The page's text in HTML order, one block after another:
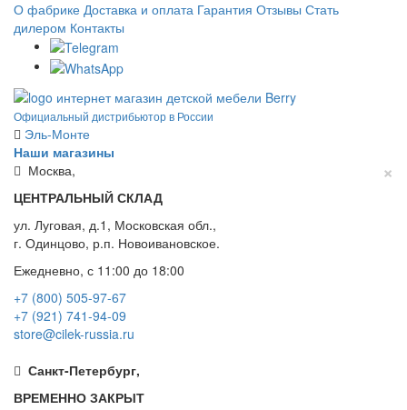
О фабрике Доставка и оплата Гарантия Отзывы Стать
дилером Контакты
Официальный дистрибьютор в России
Эль-Монте
Наши магазины
×
Москва,
ЦЕНТРАЛЬНЫЙ СКЛАД
ул. Луговая, д.1, Московская обл.,
г. Одинцово, р.п. Новоивановское.
Ежедневно, с 11:00 до 18:00
+7 (800) 505-97-67
+7 (921) 741-94-09
store@cilek-russia.ru
Санкт-Петербург,
ВРЕМЕННО ЗАКРЫТ